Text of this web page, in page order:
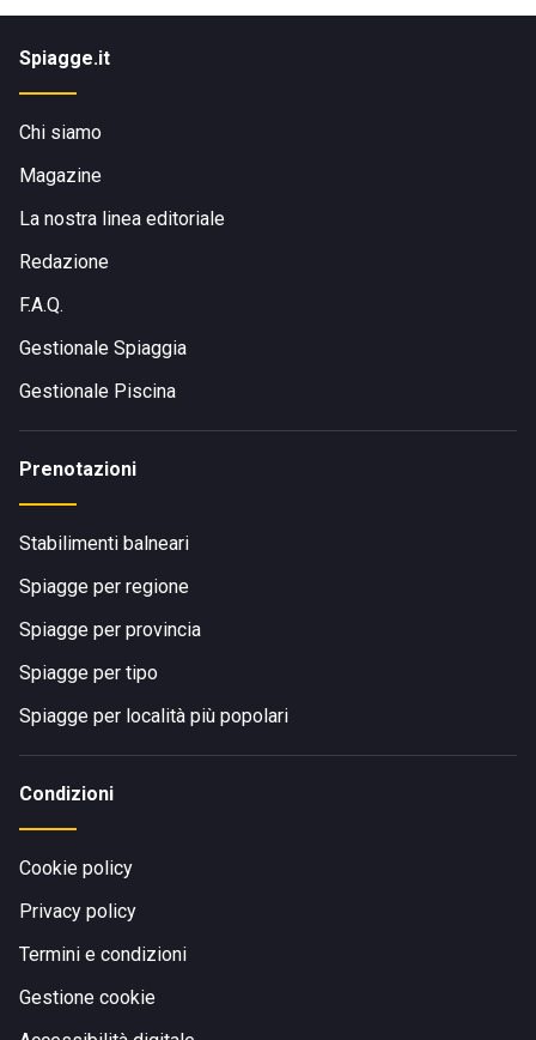
Spiagge.it
Chi siamo
Magazine
La nostra linea editoriale
Redazione
F.A.Q.
Gestionale Spiaggia
Gestionale Piscina
Prenotazioni
Stabilimenti balneari
Spiagge per regione
Spiagge per provincia
Spiagge per tipo
Spiagge per località più popolari
Condizioni
Cookie policy
Privacy policy
Termini e condizioni
Gestione cookie